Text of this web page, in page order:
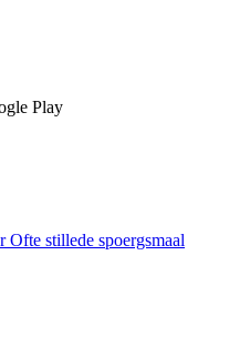
Play
Ofte stillede spoergsmaal